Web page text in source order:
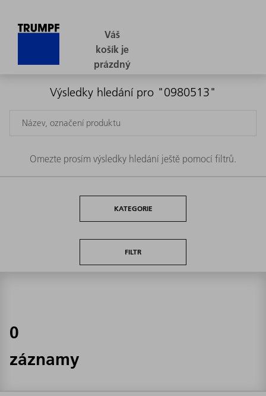
Výsledky hledání pro "0980513"
Omezte prosím výsledky hledání ještě pomocí filtrů.
KATEGORIE
FILTR
0
záznamy